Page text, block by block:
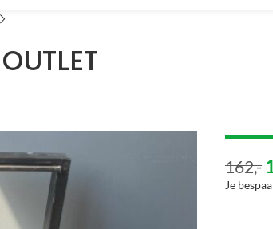
162,-
Je